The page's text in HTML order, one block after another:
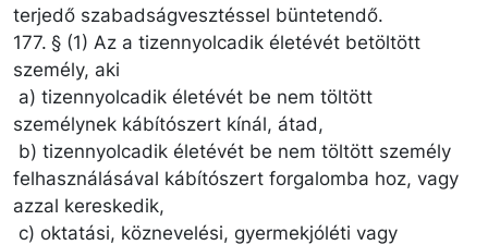
terjedő szabadságvesztéssel büntetendő.
177. § (1) Az a tizennyolcadik életévét betöltött
személy, aki
a) tizennyolcadik életévét be nem töltött
személynek kábítószert kínál, átad,
b) tizennyolcadik életévét be nem töltött személy
felhasználásával kábítószert forgalomba hoz, vagy
azzal kereskedik,
c) oktatási, köznevelési, gyermekjóléti vagy